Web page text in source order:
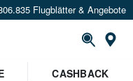
Flugblätter & Angebote
CASHBACK